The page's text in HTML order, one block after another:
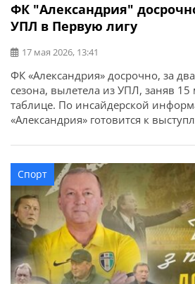
ФК "Александрия"
УПЛ в Первую лигу
17 мая 2026, 13:41
ФК «Александрия» досрочно, за
сезона, вылетела из УПЛ, заняв
таблице. По инсайдерской
«Александрия» готовится к
новых игроков. Почти все
Шаран связывался с игроками, у
выступлений в Чемпионате
Спорт